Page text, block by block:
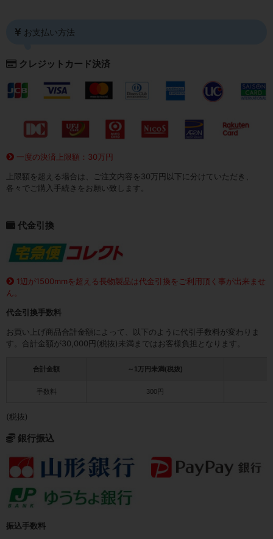
お支払い方法
クレジットカード決済
一度の決済上限額：30万円
上限額を超える場合は、ご注文内容を30万円以下に分けていただき、
各々でご購入手続きをお願い致します。
代金引換
1辺が1500mmを超える長物製品は代金引換をご利用頂く事が出来ませ
ん。
代金引換手数料
お買い上げ商品合計金額によって、以下のように代引手数料が変わりま
す。合計金額が30,000円(税抜)未満まではお客様負担となります。
合計金額 ～1万円未満(税抜)
手数料 300円
(税抜)
銀行振込
振込手数料